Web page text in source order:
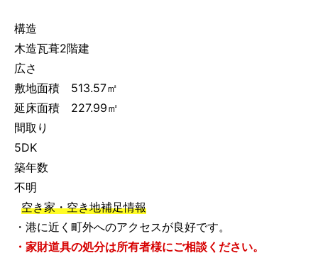
構造
木造瓦葺2階建
広さ
敷地面積 513.57㎡
延床面積 227.99㎡
間取り
5DK
築年数
不明
空き家・空き地補足情報
・港に近く町外へのアクセスが良好です。
・家財道具の処分は所有者様にご相談ください。